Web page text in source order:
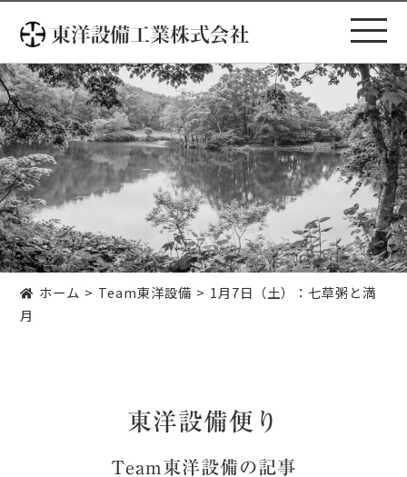
テ
ン
ツ
へ
ス
キ
ッ
プ
ホーム Team東洋設備
1月7日（土）：七草粥と満
月
東洋設備便り
Team東洋設備 の記事